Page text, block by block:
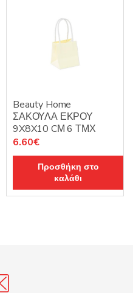
Beauty Home
ΣΑΚΟΥΛΑ ΕΚΡΟΥ
9X8X10 CΜ 6 ΤΜΧ
6.60€
Προσθήκη στο
καλάθι